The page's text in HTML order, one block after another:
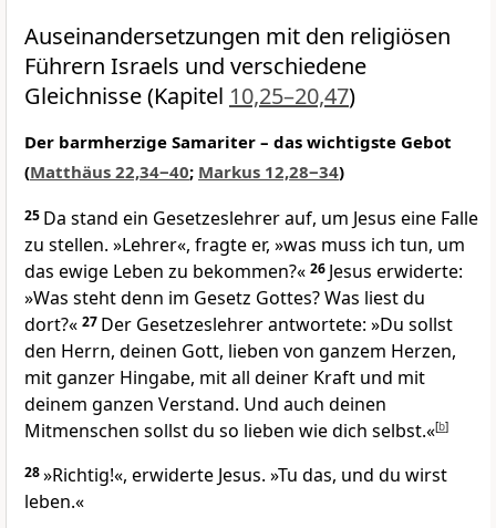
Auseinandersetzungen mit den religiösen
Führern Israels und verschiedene
Gleichnisse (Kapitel 10,25–20,47)
Der barmherzige Samariter – das wichtigste Gebot
(Matthäus 22,34‒40; Markus 12,28‒34)
25 Da stand ein Gesetzeslehrer auf, um Jesus eine Falle
zu stellen. »Lehrer«, fragte er, »was muss ich tun, um
das ewige Leben zu bekommen?« 26 Jesus erwiderte:
»Was steht denn im Gesetz Gottes? Was liest du
dort?« 27 Der Gesetzeslehrer antwortete: »Du sollst
den Herrn, deinen Gott, lieben von ganzem Herzen,
mit ganzer Hingabe, mit all deiner Kraft und mit
deinem ganzen Verstand. Und auch deinen
Mitmenschen sollst du so lieben wie dich selbst.«[b]
28»Richtig!«, erwiderte Jesus. »Tu das, und du wirst
leben.«